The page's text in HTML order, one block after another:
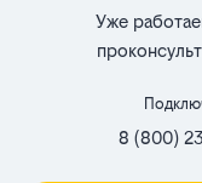
Уже
8 (800)